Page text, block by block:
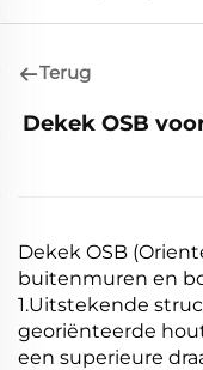
Terug
Dekek OSB
Dekek OSB
buitenmuren en
1.Uitstekende
georiënteerde
een superieure